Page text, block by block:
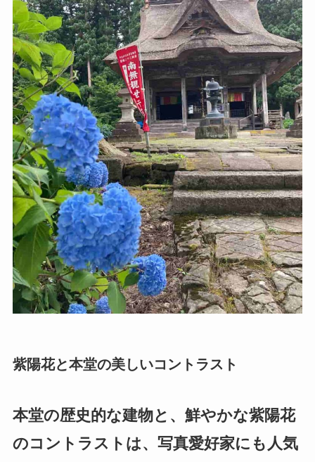
紫陽花と本堂の美しいコントラスト
本堂の歴史的な建物と、鮮やかな紫陽花
のコントラストは、写真愛好家にも人気